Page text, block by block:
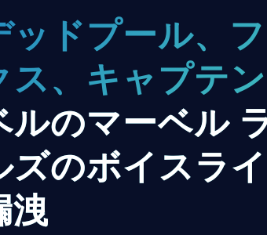
ッドプール、
ス、キャプテン
ルのマーベル
ズのボイスラ
洩